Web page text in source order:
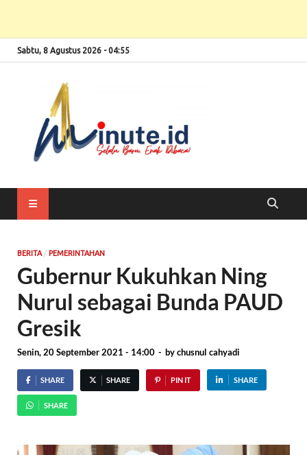
Sabtu, 8 Agustus 2026 - 04:55
BERITA/ PEMERINTAHAN
Gubernur Kukuhkan Ning
Nurul sebagai Bunda PAUD
Gresik
Senin, 20 September 2021 - 14:00 - bychusnul cahyadi
SHARE SHARE PIN IT SHARE
SHARE